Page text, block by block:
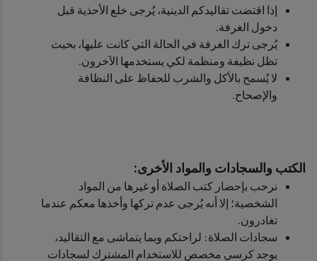
إذا اقتضت تقاليدكم الدينية، يُرجى خلع الأحذية قبل
دخول الغرفة.
يُرجى ترك الغرفة في الحالة التي كانت عليها، بحيث
تظل نظيفة ومنظمة لكي يستخدمها الآخرون.
لا يُسمح بالأكل والشرب للحفاظ على النظافة
والإصحاح.
الكتب والسجادات والمواد الأخرى:
نرحب بإحضار كتب الصلاة أو غيرها من المواد
الشخصية؛ إلا أنه يُرجى عدم تركها وأخذها معكم عندما
تغادرون.
سجادات الصلاة: لراحتكم وبما يتماشى مع التقاليد،
يوجد كرسي مخصص للاستخدام المشترك لسجادات